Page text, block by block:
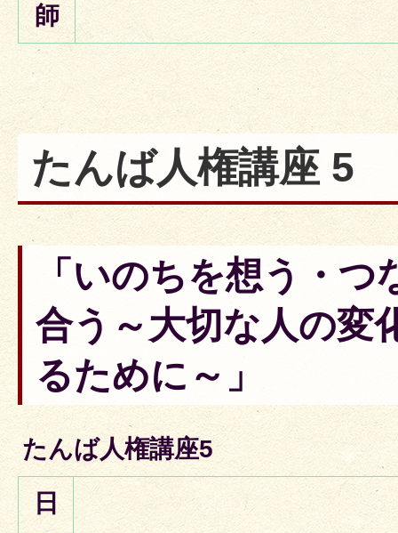
師
たんば人権講座 5
「いのちを想う・
合う～大切な人の変
るために～」
たんば人権講座5
日